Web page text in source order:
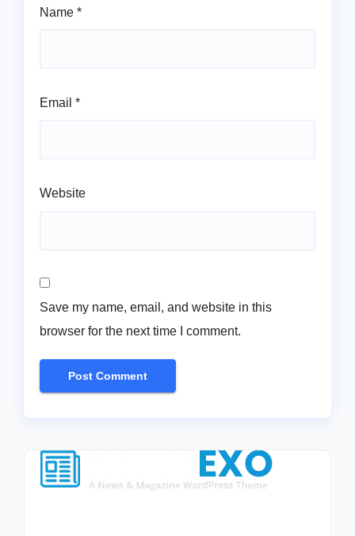
Name *
Email *
Website
Save my name, email, and website in this
browser for the next time I comment.